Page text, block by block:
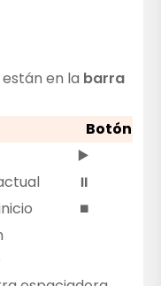
en la barra
Botón
▶️
⏸️
⏹️